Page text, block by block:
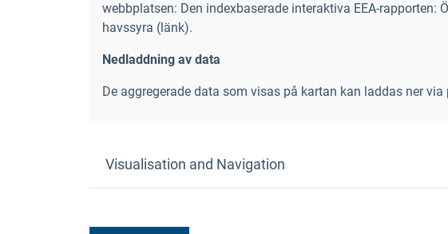
webbplatsen: Den indexbaserade interaktiva EEA-rapporten:
havssyra (länk).
Nedladdning av data
De aggregerade data som visas på kartan kan laddas ner
Visualisation and Navigation